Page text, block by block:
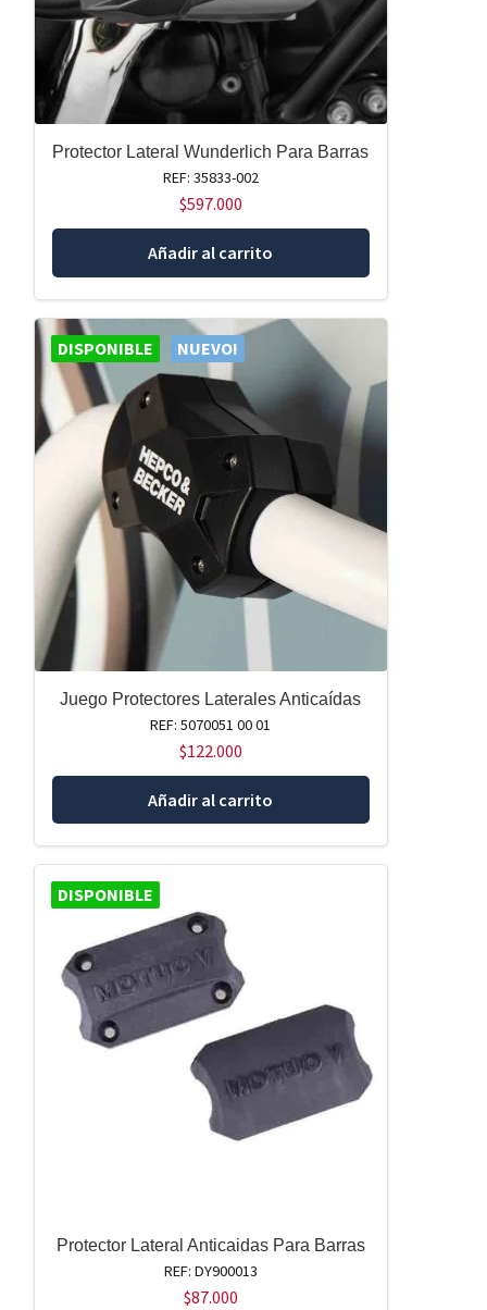
Protector Lateral Wunderlich Para Barras
REF: 35833-002
$597.000
Añadir al carrito
DISPONIBLE NUEVO!
Juego Protectores Laterales Anticaídas
REF: 5070051 00 01
$122.000
Añadir al carrito
DISPONIBLE
Protector Lateral Anticaidas Para Barras
REF: DY900013
$87.000